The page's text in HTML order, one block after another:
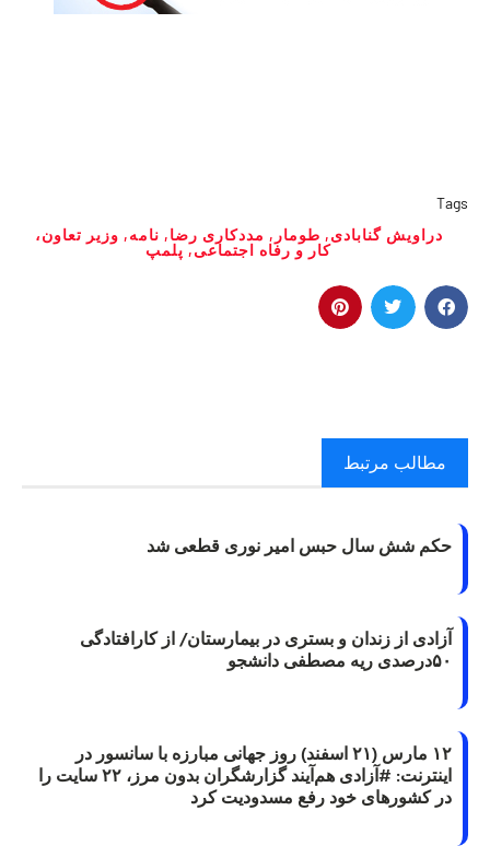
Tags
دراویش گنابادی, طومار , مددکاری رضا, نامه, وزیر تعاون،
کار و رفاه اجتماعی, پلمپ
مطالب مرتبط
حکم شش سال حبس امیر نوری قطعی شد
آزادی از زندان و بستری در بیمارستان/ از کارافتادگی
۵۰درصدی ریه مصطفی دانشجو
۱۲ مارس (۲۱ اسفند) روز جهانی مبارزه با سانسور در
اینترنت: #آزادی هم‌آیند گزارشگران‌ بدون مرز، ۲۲ سایت را
در کشورهای خود رفع مسدودیت کرد